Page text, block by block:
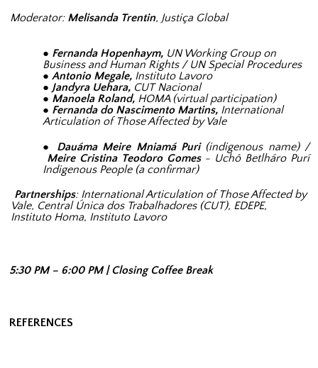
Moderator: Melisanda Trentin, Justiça Global
Fernanda Hopenhaym, UN Working Group on
Business and Human Rights / UN Special Procedures
Antonio Megale, Instituto Lavoro
Jandyra Uehara, CUT Nacional
Manoela Roland, HOMA (virtual participation)
Fernanda do Nascimento Martins, International
Articulation of Those Affected by Vale
Dauáma Meire Mniamá Puri (indigenous name) /
Meire Cristina Teodoro Gomes- Uchô Betlháro Purí
Indigenous People (a confirmar)
Partnerships: International Articulation of Those Affected by
Vale, Central Única dos Trabalhadores (CUT), EDEPE,
Instituto Homa, Instituto Lavoro
5:30 PM – 6:00 PM | Closing Coffee Break
REFERENCES